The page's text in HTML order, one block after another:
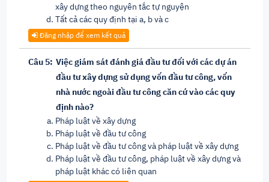
xây dựng theo nguyên tắc tự nguyện
Tất cả các quy định tại a, b và c
Đăng nhập để xem kết quả
Câu 5: Việc giám sát đánh giá đầu tư đối với các dự án
đầu tư xây dựng sử dụng vốn đầu tư công, vốn
nhà nước ngoài đầu tư công căn cứ vào các quy
định nào?
Pháp luật về xây dựng
Pháp luật về đầu tư công
Pháp luật về đầu tư công và pháp luật về xây dựng
Pháp luật về đầu tư công, pháp luật về xây dựng và
pháp luật khác có liên quan